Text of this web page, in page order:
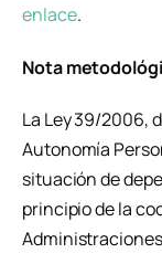
enlace.
Nota
La Ley 39/2006,
Autonomía
situación de
principio de la